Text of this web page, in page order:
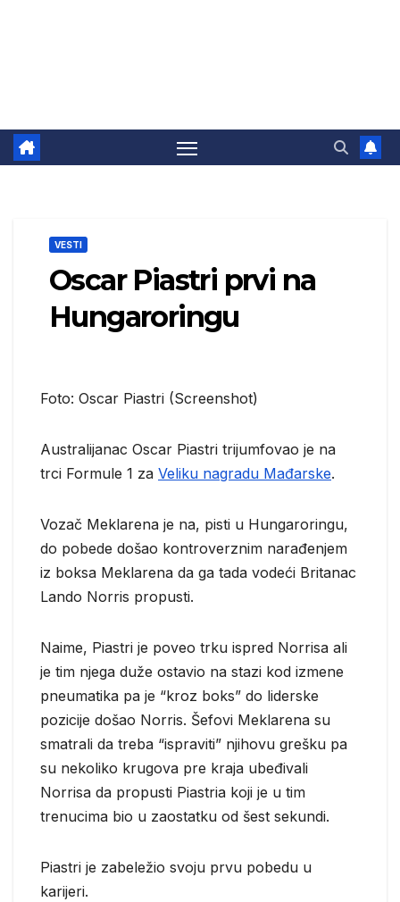
VESTI
Oscar Piastri prvi na
Hungaroringu
Foto: Oscar Piastri (Screenshot)
Australijanac Oscar Piastri trijumfovao je na
trci Formule 1 za Veliku nagradu Mađarske.
Vozač Meklarena je na, pisti u Hungaroringu,
do pobede došao kontroverznim narađenjem
iz boksa Meklarena da ga tada vodeći Britanac
Lando Norris propusti.
Naime, Piastri je poveo trku ispred Norrisa ali
je tim njega duže ostavio na stazi kod izmene
pneumatika pa je “kroz boks” do liderske
pozicije došao Norris. Šefovi Meklarena su
smatrali da treba “ispraviti” njihovu grešku pa
su nekoliko krugova pre kraja ubeđivali
Norrisa da propusti Piastria koji je u tim
trenucima bio u zaostatku od šest sekundi.
Piastri je zabeležio svoju prvu pobedu u
karijeri.